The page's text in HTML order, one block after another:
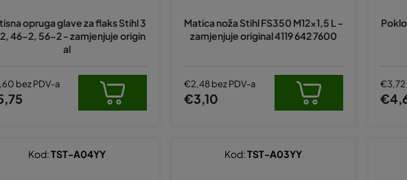
o
v
o
opruga glave za flaks Stihl 3
46-2, 56-2 - zamjenjuje origin
al
bez PDV-a
Matica noža Stihl FS350 M12x1,5 L -
zamjenjuje original 4119 642 7600
€2,48 bez PDV-a
€3,10
€3,72
Kod:TST-A04YY Kod:TST-A03YY